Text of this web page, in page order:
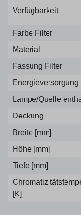
Verfügbarkeit
Farbe Filter
Material
Fassung Filter
Energieversorgung
Lampe/Quelle
Deckung
Breite [mm]
Höhe [mm]
Tiefe [mm]
[K]